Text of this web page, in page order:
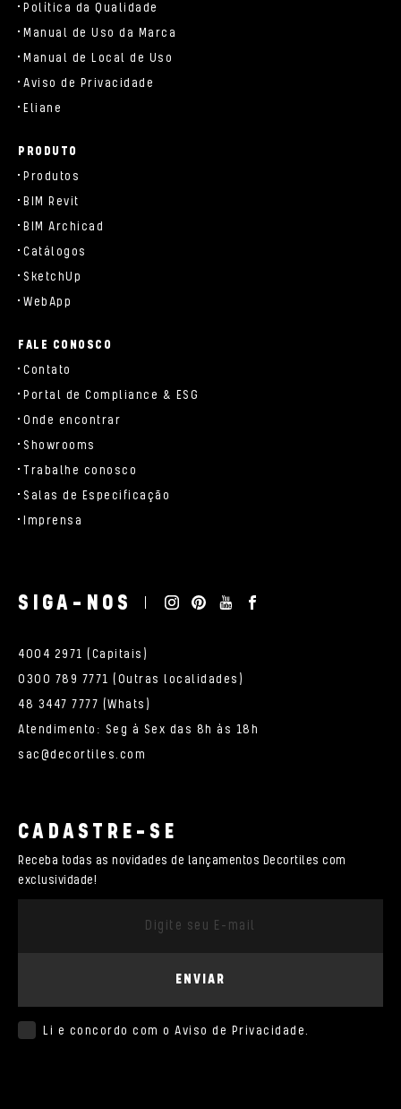
Política da Qualidade
Manual de Uso da Marca
Manual de Local de Uso
Aviso de Privacidade
Eliane
PRODUTO
Produtos
BIM Revit
BIM Archicad
Catálogos
SketchUp
WebApp
FALE CONOSCO
Contato
Portal de Compliance & ESG
Onde encontrar
Showrooms
Trabalhe conosco
Salas de Especificação
Imprensa
SIGA-NOS
4004 2971 (Capitais)
0300 789 7771 (Outras localidades)
48 3447 7777 (Whats)
Atendimento: Seg à Sex das 8h às 18h
sac@decortiles.com
CADASTRE-SE
Receba todas as novidades de lançamentos Decortiles com
exclusividade!
ENVIAR
Li e concordo com o Aviso de Privacidade.